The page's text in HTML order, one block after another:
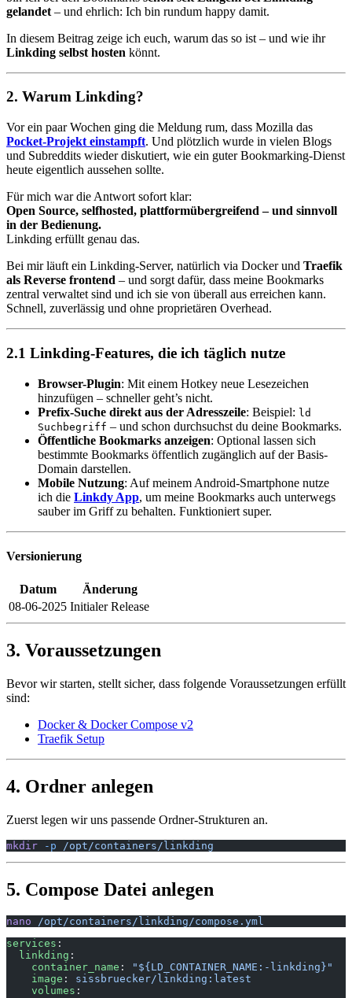
gelandet – und ehrlich: Ich bin rundum happy damit.
In diesem Beitrag zeige ich euch, warum das so ist – und wie ihr
Linkding selbst hosten könnt.
2. Warum Linkding?
Vor ein paar Wochen ging die Meldung rum, dass Mozilla das
Pocket-Projekt einstampft. Und plötzlich wurde in vielen Blogs
und Subreddits wieder diskutiert, wie ein guter Bookmarking-Dienst
heute eigentlich aussehen sollte.
Für mich war die Antwort sofort klar:
Open Source, selfhosted, plattformübergreifend – und sinnvoll
in der Bedienung.
Linkding erfüllt genau das.
Bei mir läuft ein Linkding-Server, natürlich via Docker und Traefik
als Reverse frontend – und sorgt dafür, dass meine Bookmarks
zentral verwaltet sind und ich sie von überall aus erreichen kann.
Schnell, zuverlässig und ohne proprietären Overhead.
2.1 Linkding-Features, die ich täglich nutze
Browser-Plugin: Mit einem Hotkey neue Lesezeichen
hinzufügen – schneller geht’s nicht.
Prefix-Suche direkt aus der Adresszeile: Beispiel: ld
Suchbegriff – und schon durchsuchst du deine Bookmarks.
Öffentliche Bookmarks anzeigen: Optional lassen sich
bestimmte Bookmarks öffentlich zugänglich auf der Basis-
Domain darstellen.
Mobile Nutzung: Auf meinem Android-Smartphone nutze
ich die Linkdy App, um meine Bookmarks auch unterwegs
sauber im Griff zu behalten. Funktioniert super.
Versionierung
Datum
Änderung
08-06-2025 Initialer Release
3. Voraussetzungen
Bevor wir starten, stellt sicher, dass folgende Voraussetzungen erfüllt
sind:
Docker & Docker Compose v2
Traefik Setup
4. Ordner anlegen
Zuerst legen wir uns passende Ordner-Strukturen an.
mkdir -p /opt/containers/linkding
5. Compose Datei anlegen
nano /opt/containers/linkding/compose.yml
services :
  linkding
:
    container_name
:
"${LD_CONTAINER_NAME:-linkding}"
    image
: sissbruecker/linkding:latest
    volumes
: